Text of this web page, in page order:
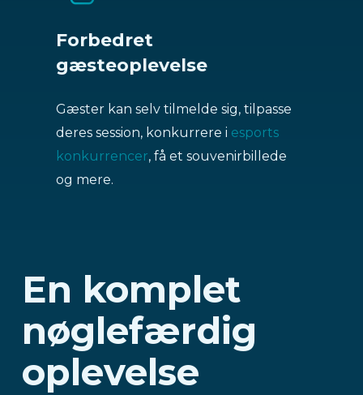
Forbedret
gæsteoplevelse
Gæster kan selv tilmelde sig, tilpasse
deres session, konkurrere i esports
konkurrencer, få et souvenirbillede
og mere.
En komplet
nøglefærdig
oplevelse